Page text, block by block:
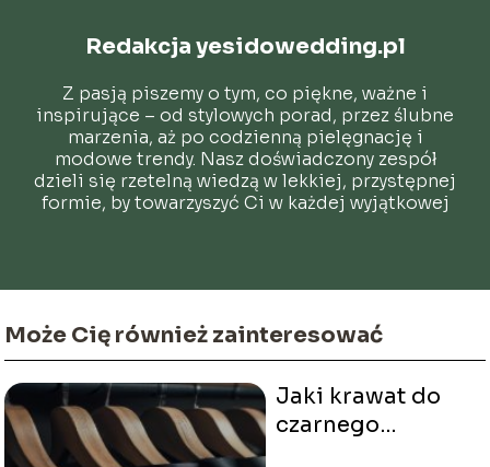
Redakcja yesidowedding.pl
Z pasją piszemy o tym, co piękne, ważne i
inspirujące – od stylowych porad, przez ślubne
marzenia, aż po codzienną pielęgnację i
modowe trendy. Nasz doświadczony zespół
dzieli się rzetelną wiedzą w lekkiej, przystępnej
formie, by towarzyszyć Ci w każdej wyjątkowej
Może Cię również zainteresować
Jaki krawat do
czarnego